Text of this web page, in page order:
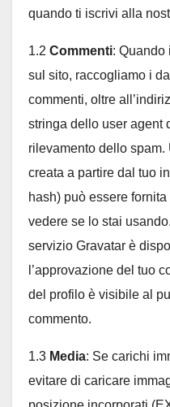
quando ti iscrivi alla
1.2 Commenti: Quando
sul sito, raccogliamo i
commenti, oltre
stringa dello user agent
rilevamento dello
creata a partire dal tuo
hash) può essere
vedere se lo stai
servizio Gravatar è
l’approvazione del tuo
del profilo è visibile al
commento.
1.3 Media: Se carichi
evitare di caricare